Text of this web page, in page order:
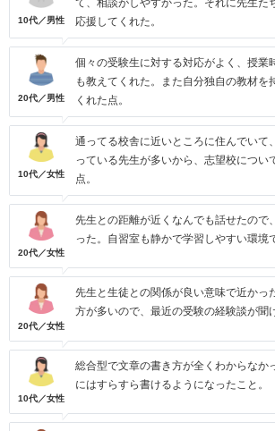
10代／男性
て、相談がしやすかった。それに先生た
応援してくれた。
20代／男性
個々の受験生に対する対応がよく、授業
も教えてくれた。また自分独自の教材を
くれた点。
10代／女性
通ってる校舎に近いところに住んでいて
っている先生が多いから、志望校につい
点。
20代／女性
先生との距離が近くなんでも話せたので
った。自習室も静かで学習しやすい環境
20代／女性
先生と生徒との関係が良い意味で近かっ
方が多いので、最近の受験の経験談が聞
10代／女性
総合型で文章の書き方が全くわからなか
にはすらすら書けるようになったこと。